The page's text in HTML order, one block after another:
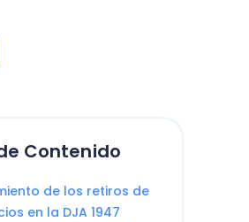
Contenido
de los retiros de
en la DJA 1947